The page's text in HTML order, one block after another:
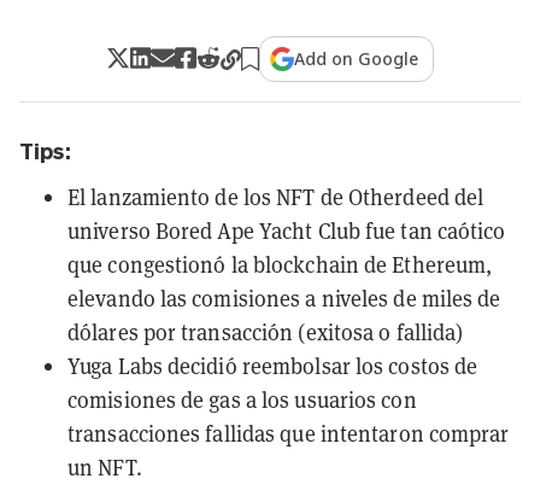
Add on Google
Tips:
El lanzamiento de los NFT de Otherdeed del
universo Bored Ape Yacht Club fue tan caótico
que congestionó la blockchain de Ethereum,
elevando las comisiones a niveles de miles de
dólares por transacción (exitosa o fallida)
Yuga Labs decidió reembolsar los costos de
comisiones de gas a los usuarios con
transacciones fallidas que intentaron comprar
un NFT.